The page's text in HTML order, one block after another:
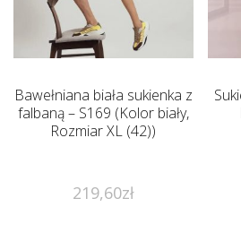
Bawełniana biała sukienka z
falbaną – S169 (Kolor biały,
Rozmiar XL (42))
219,60zł